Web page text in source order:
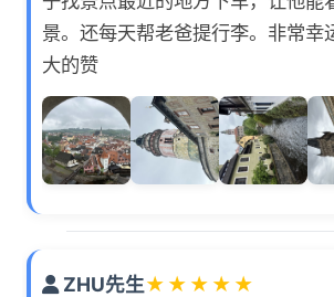
景。还每天帮老爸提行李。非常幸
大的赞
ZHU先生★ ★ ★ ★ ★